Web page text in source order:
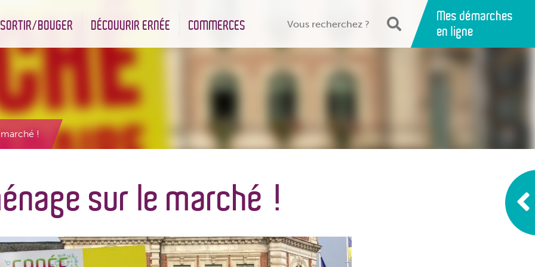
SORTIR/BOUGER DÉCOUVRIR ERNÉE COMMERCES
Mes démarches
en ligne
!
sur le marché !